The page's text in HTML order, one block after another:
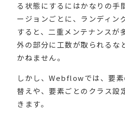
る状態にするにはかなりの手
ージョンごとに、ランディン
すると、二重メンテナンスが
外の部分に工数が取られるな
かねません。
しかし、Webflowでは、要素
替えや、要素ごとのクラス設
きます。